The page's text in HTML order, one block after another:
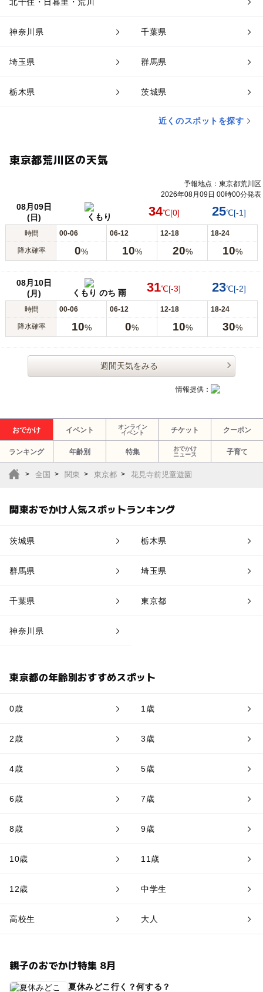
神奈川県 千葉県
埼玉県 群馬県
栃木県 茨城県
近くのスポットを探す
東京都荒川区の天気
予報地点：東京都荒川区
2026年08月09日 00時00分発表
08月09日
(日)
くもり 34℃[0] 25℃[-1]
時間 00-06 06-12 12-18 18-24
降水確率 0% 10% 20% 10%
08月10日
(月)
くもり のち 雨 31℃[-3] 23℃[-2]
時間 00-06 06-12 12-18 18-24
降水確率 10% 0% 10% 30%
週間天気をみる
情報提供：
おでかけ イベント
オンライン
イベント
チケット クーポン
ランキング 年齢別 特集
おでかけ
ニュース
子育て
全国 関東 東京都 花見寺前児童遊園
関東おでかけ人気スポットランキング
茨城県 栃木県
群馬県 埼玉県
千葉県 東京都
神奈川県
東京都の年齢別おすすめスポット
0歳 1歳
2歳 3歳
4歳 5歳
6歳 7歳
8歳 9歳
10歳 11歳
12歳 中学生
高校生 大人
親子のおでかけ特集 8月
夏休みどこ行く？何する？